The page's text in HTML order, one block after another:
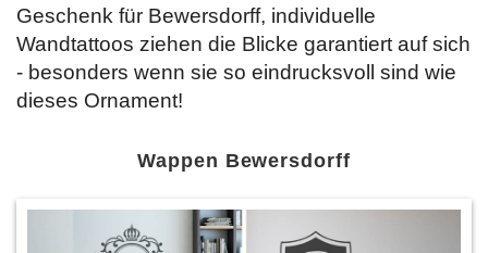
Geschenk für Bewersdorff, individuelle
Wandtattoos ziehen die Blicke garantiert auf sich
- besonders wenn sie so eindrucksvoll sind wie
dieses Ornament!
Wappen Bewersdorff